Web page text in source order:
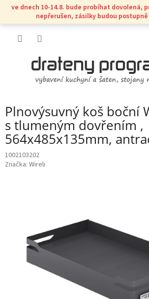
Přejít
obsah
ve dnech 10-14.8. bude probíhat dovolená,
nepřerušen, zásilky budou
Plnovýsuvný koš boční
s tlumeným dovřením ,
564x485x135mm,
1002103202
Značka: Wireli